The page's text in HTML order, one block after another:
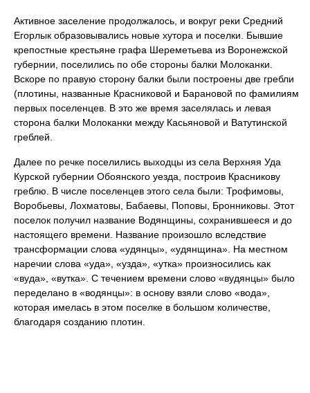
Активное заселение продолжалось, и вокруг реки Средний
Егорлык образовывались новые хутора и поселки. Бывшие
крепостные крестьяне графа Шереметьева из Воронежской
губернии, поселились по обе стороны балки Молоканки.
Вскоре по правую сторону балки были построены две гребли
(плотины, названные Красниковой и Барановой по фамилиям
первых поселенцев. В это же время заселялась и левая
сторона балки Молоканки между Касьяновой и Ватутинской
греблей.
Далее по речке поселились выходцы из села Верхняя Уда
Курской губернии Обоянского уезда, построив Красникову
греблю. В числе поселенцев этого села были: Трофимовы,
Воробьевы, Лохматовы, Бабаевы, Поповы, Бронниковы. Этот
поселок получил название Водянщины, сохранившееся и до
настоящего времени. Название произошло вследствие
трансформации слова «удянцы», «удянщина». На местном
наречии слова «уда», «узда», «утка» произносились как
«вуда», «вутка». С течением времени слово «вудянцы» было
переделано в «водянцы»: в основу взяли слово «вода»,
которая имелась в этом поселке в большом количестве,
благодаря созданию плотин.